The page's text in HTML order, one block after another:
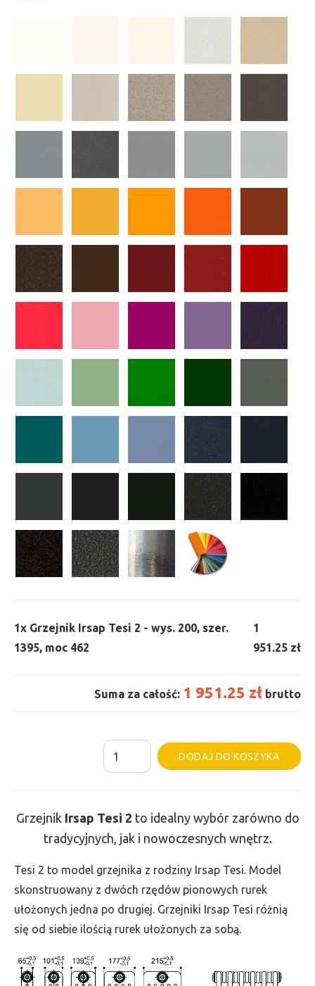
1x Grzejnik Irsap Tesi 2 - wys. 200, szer.
1395, moc 462
1
951.25 zł
Suma za całość: 1 951.25 zł brutto
ilość
Grzejnik
-
wys.
200,
szer.
1395,
462
DODAJ DO KOSZYKA
Grzejnik Irsap Tesi 2 to idealny wybór zarówno do
tradycyjnych, jak i nowoczesnych wnętrz.
Tesi 2 to model grzejnika z rodziny Irsap Tesi. Model
skonstruowany z dwóch rzędów pionowych rurek
ułożonych jedna po drugiej. Grzejniki Irsap Tesi różnią
się od siebie ilością rurek ułożonych za sobą.